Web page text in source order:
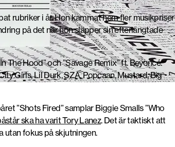
rubriker i år. Hon kammat hem fler musikpriser
på det när hon släpper sin efterlängtade
The Hood” och ”Savage Remix” ft. Beyoncé.
Girls, Lil Durk, SZA, Popcaan, Mustard, Big
”Shots Fired” samplar Biggie Smalls ”Who
ska ha varit Tory Lanez. Det är taktiskt att
utan fokus på skjutningen.